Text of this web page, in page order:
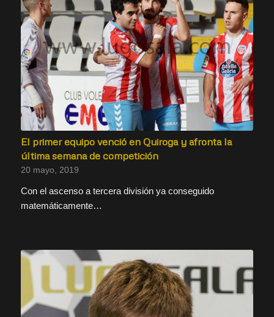
El primer equipo venció en Quiroga y afronta la
última semana de competición
20 mayo, 2019
Con el ascenso a tercera división ya conseguido
matemáticamente…